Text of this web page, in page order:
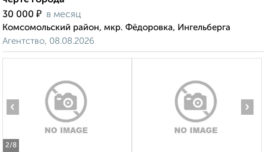
30 000 ₽ в месяц
Комсомольский район, мкр. Фёдоровка, Ингельберга
Агентство, 08.08.2026
2/8
‹ ›